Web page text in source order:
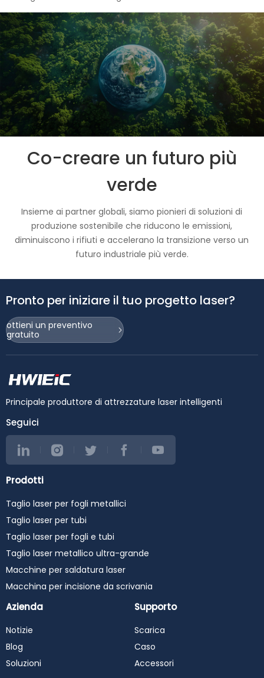
Co-creare un futuro più
verde
Insieme ai partner globali, siamo pionieri di soluzioni di
produzione sostenibile che riducono le emissioni,
diminuiscono i rifiuti e accelerano la transizione verso un
futuro industriale più verde.
Pronto per iniziare il tuo progetto laser?
ottieni un preventivo
gratuito
Principale produttore di attrezzature laser intelligenti
Seguici
Prodotti
Taglio laser per fogli metallici
Taglio laser per tubi
Taglio laser per fogli e tubi
Taglio laser metallico ultra-grande
Macchine per saldatura laser
Macchina per incisione da scrivania
Azienda
Notizie
Blog
Soluzioni
Supporto
Scarica
Caso
Accessori